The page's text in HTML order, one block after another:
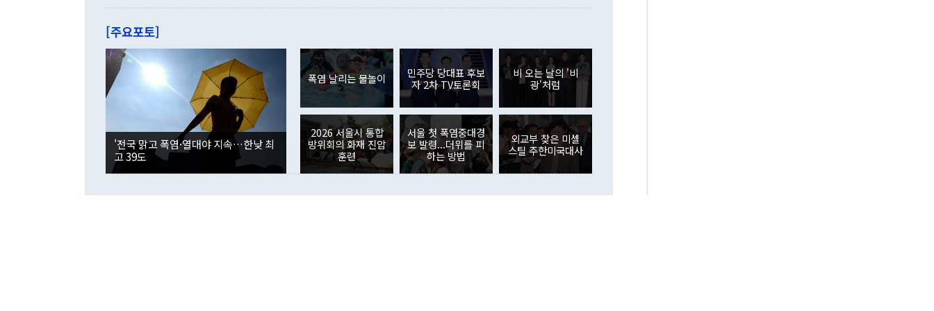
관은 업무보고 사후 브리핑에서 정 장관이 언급한 '4자 회담'에 대해 "이상
이 9월 러시아 블라디보스토크에서 열리는 '동방경제포럼(EEF)'을 언급하
며 "정부 차원에서 (참석을) 검토하고 있다"고 발언한 데 대해서도 조 장관
은 "그것은 외교부의 몫"이라며 "아직 거기까지 진도가 나가지 않았다"고
잘랐다. 정 장관이 이날 소개한 대북 구상과 설명은 정부 내 조율을 거치지
않았다는 점에서 문제가 있다. 특히 주적 표현 대체와 국호 사용, 9·19 군
사합의 복원, 4자회담 추진 등은 통일부 장관이 결정할 사안이 아니어서 월
권이라는 지적이 나오고 있다. 이 대통령은 정 장관의 업무보고를 듣고 난
뒤 "여기 업무보고에 발표했다고 승인난 건 아니다"라고 재차 확인했다. 정
부의 한 소식통은 "정 장관의 발언 내용은 대부분 국가안전보장회의(NSC)
를 거쳐 결정된 사안이 아닌 정 장관의 개인적 생각에 가깝다"며 "안보 관
련 부처 장관이 정부의 공식 정책이 아닌 사안을 추진하겠다고 업무보고를
하고 대통령의 면전에서 '국군통수권자가 나서야 한다'고 주장한 것은 심각
는 배당수입이 늘어난 데다 전월 분기배당에 따른 기저효과로 배당지급이
였던 올해 3월(369억9000만달러)을 넘어선 것이다. 직접투자에서는 내국
인의 해외투자가 80억1000만달러, 외국인의 국내투자가 46억3000만달러
각각 증가했다. 증권투자에서는 외국인의 국내 주식 매도세가 이어졌다. 외
국인의 국내 주식 투자는 차익실현 매도 등의 영향으로 316억1000만달러
감소하며 전월(-310억5000만달러)에 이어 역대 최대 순매도 기록을 다시
경신했다. 외국인의 국내 채권투자는 세계국채지수(WGBI) 자금 유입에도
분기 말 만기도래 영향으로 증가 폭이 줄어든 52억9000만달러를 기록했
다. 내국인의 해외 증권투자는 주식을 중심으로 35억6000만달러 증가했
다. eoyn2@newspim.com
[주요포토]
'전국 맑고 폭염·열대야 지속…한낮 최
고 39도
폭염 날리는 물놀이
민주당 당대표 후보
자 2차 TV토론회
비 오는 날의 '비
광'처럼
2026 서울시 통합
방위회의 화재 진압
훈련
서울 첫 폭염중대경
보 발령...더위를 피
하는 방법
외교부 찾은 미셸
스틸 주한미국대사